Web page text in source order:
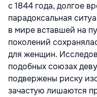
с 1844 года, долгое
парадоксальная
в мире вставшей на
поколений
для женщин.
подобных союзах
подвержены риску
зачастую лишаются